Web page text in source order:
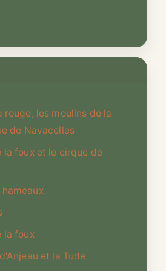
rouge, les moulins de la
de Navacelles
la foux et le cirque de
la foux
et la Tude